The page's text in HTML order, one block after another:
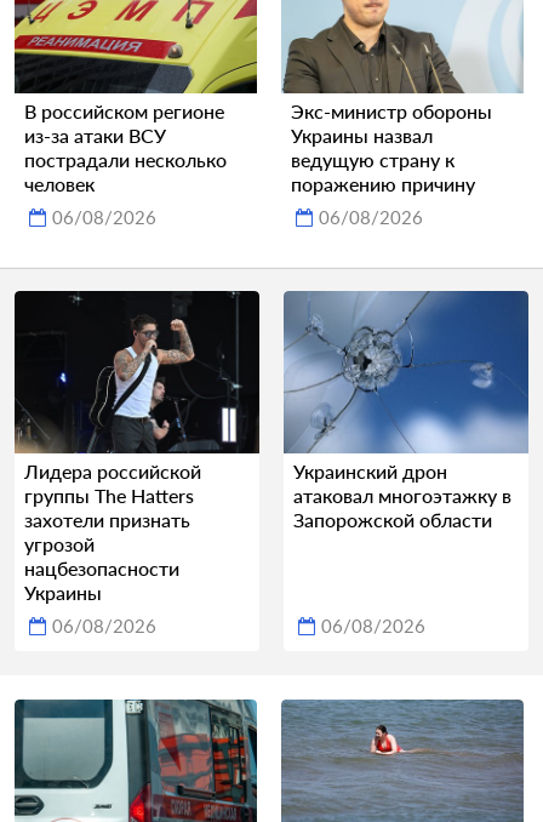
В российском регионе
из-за атаки ВСУ
пострадали несколько
человек
06/08/2026
Экс-министр обороны
Украины назвал
ведущую страну к
поражению причину
06/08/2026
Лидера российской
группы The Hatters
захотели признать
угрозой
нацбезопасности
Украины
06/08/2026
Украинский дрон
атаковал многоэтажку в
Запорожской области
06/08/2026